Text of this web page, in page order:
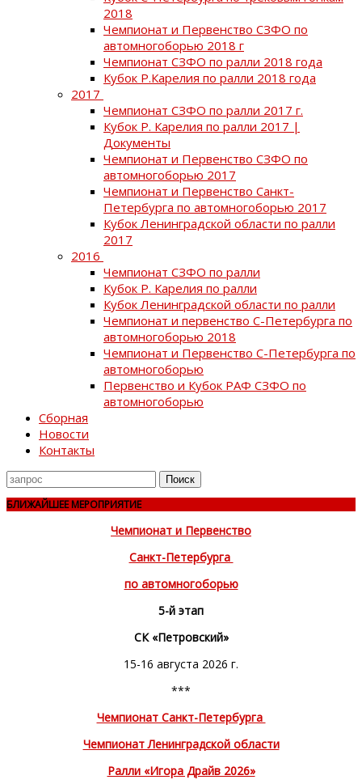
2018
Чемпионат и Первенство СЗФО по
автомногоборью 2018 г
Чемпионат СЗФО по ралли 2018 года
Кубок Р.Карелия по ралли 2018 года
2017
Чемпионат СЗФО по ралли 2017 г.
Кубок Р. Карелия по ралли 2017 |
Документы
Чемпионат и Первенство СЗФО по
автомногоборью 2017
Чемпионат и Первенство Санкт-
Петербурга по автомногоборью 2017
Кубок Ленинградской области по ралли
2017
2016
Чемпионат СЗФО по ралли
Кубок Р. Карелия по ралли
Кубок Ленинградской области по ралли
Чемпионат и первенство С-Петербурга по
автомногоборью 2018
Чемпионат и Первенство С-Петербурга по
автомногоборью
Первенство и Кубок РАФ СЗФО по
автомногоборью
Сборная
Новости
Контакты
Поиск
для
БЛИЖАЙШЕЕ МЕРОПРИЯТИЕ
Чемпионат и Первенство
Санкт-Петербурга
по автомногоборью
5-й этап
СК «Петровский»
15-16 августа 2026 г.
***
Чемпионат Санкт-Петербурга
Чемпионат Ленинградской области
Ралли «Игора Драйв 2026»